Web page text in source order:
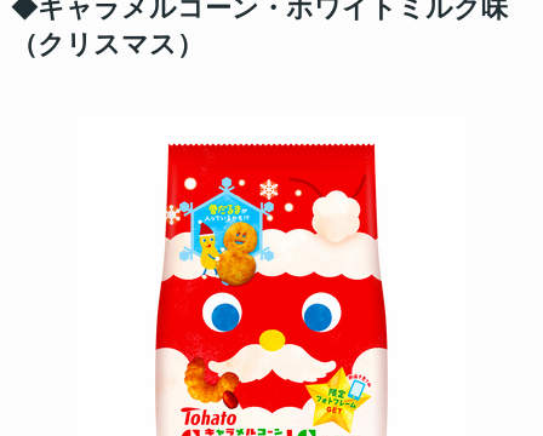
◆キャラメルコーン・ホワイトミルク味
（クリスマス）